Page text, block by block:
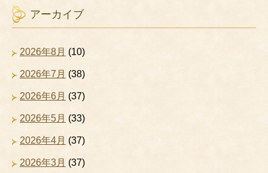
アーカイブ
2026年8月 (10)
2026年7月 (38)
2026年6月 (37)
2026年5月 (33)
2026年4月 (37)
2026年3月 (37)